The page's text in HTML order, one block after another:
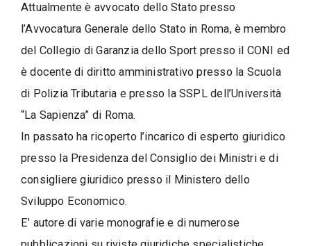
Attualmente è avvocato dello Stato presso
l’Avvocatura Generale dello Stato in Roma, è membro
del Collegio di Garanzia dello Sport presso il CONI ed
è docente di diritto amministrativo presso la Scuola
di Polizia Tributaria e presso la SSPL dell’Università
“La Sapienza” di Roma.
In passato ha ricoperto l’incarico di esperto giuridico
presso la Presidenza del Consiglio dei Ministri e di
consigliere giuridico presso il Ministero dello
Sviluppo Economico.
E’ autore di varie monografie e di numerose